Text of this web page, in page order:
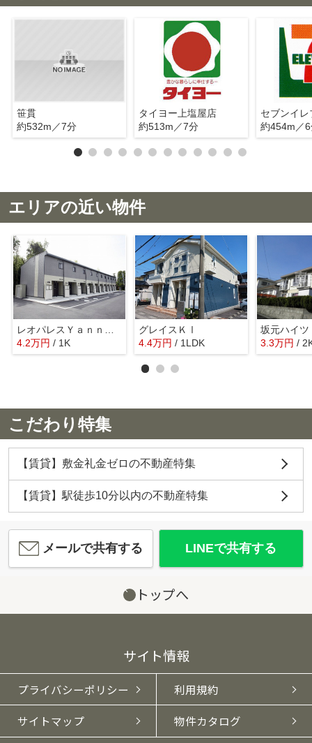
笹貫
約532m／7分
タイヨー上塩屋店
約513m／7分
約454m／
エリアの近い物件
レオパレスＹａｎｎｏ２
4.2万円 / 1K
グレイスＫⅠ
4.4万円 / 1LDK
坂元ハイツ
3.3万円 /
こだわり特集
【賃貸】敷金礼金ゼロの不動産特集
【賃貸】駅徒歩10分以内の不動産特集
メールで共有する LINEで共有する
トップへ
サイト情報
プライバシーポリシー 利用規約
サイトマップ 物件カタログ